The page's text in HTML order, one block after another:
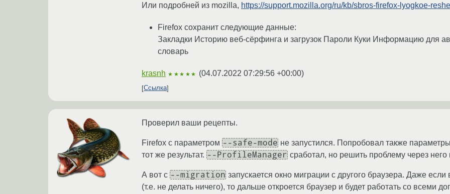
Или подробней из mozilla, https://support.mozilla.org/ru/kb/sbros-firefox-lyogkoe-
Firefox сохранит следующие данные:
Закладки Историю веб-сёрфинга и загрузок Пароли Куки Информацию для
словарь
krasnh ★★★★★ (04.07.2022 07:29:56 +00:00)
Ссылка
Проверил ваши рецепты.
Firefox с параметром --safe-mode не запустился. Попробовал также параметры
тот же результат. --ProfileManager сработал, но решить проблему через него
А вот с --migration запускается окно миграции с другого браузера. Даже
(т.е. не делать ничего), то дальше откроется браузер и будет работать со всеми